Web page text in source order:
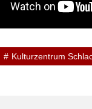
Kulturzentrum